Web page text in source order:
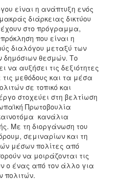
είναι η ανάπτυξη ενός
διάρκειας δικτύου
στο πρόγραμμα,
που είναι η
διαλόγου μεταξύ των
δημόσιων θεσμών. Το
να αυξήσει τις δεξιότητες
μεθόδους και τα μέσα
σε τοπικό και
στοχεύει στη βελτίωση
Πρωτοβουλία
κανάλια
Με τη διοργάνωση του
σεμιναρίων και τη
μέσων πολίτες από
να μοιράζονται τις
ο ένας από τον άλλο για
πολιτών.